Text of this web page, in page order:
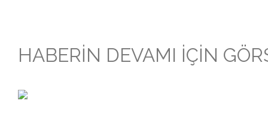
HABERİN DEVAMI İÇİN